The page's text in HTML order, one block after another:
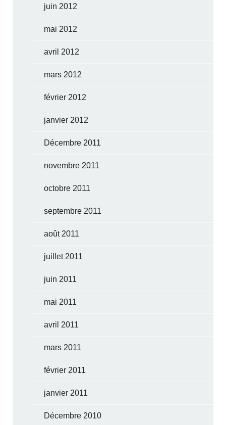
juin 2012
mai 2012
avril 2012
mars 2012
février 2012
janvier 2012
Décembre 2011
novembre 2011
octobre 2011
septembre 2011
août 2011
juillet 2011
juin 2011
mai 2011
avril 2011
mars 2011
février 2011
janvier 2011
Décembre 2010